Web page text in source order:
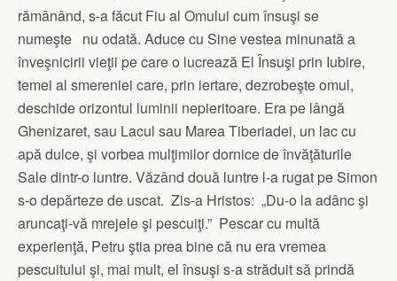
rămânând, s-a făcut Fiu al Omului cum însuşi se
numeşte nu odată. Aduce cu Sine vestea minunată a
înveşnicirii vieţii pe care o lucrează El Însuşi prin Iubire,
temei al smereniei care, prin iertare, dezrobeşte omul,
deschide orizontul luminii nepieritoare. Era pe lângă
Ghenizaret, sau Lacul sau Marea Tiberiadei, un lac cu
apă dulce, şi vorbea mulţimilor dornice de învăţăturile
Sale dintr-o luntre. Văzând două luntre l-a rugat pe Simon
s-o depărteze de uscat. Zis-a Hristos: „Du-o la adânc şi
aruncaţi-vă mrejele şi pescuiţi.” Pescar cu multă
experienţă, Petru ştia prea bine că nu era vremea
pescuitului şi, mai mult, el însuşi s-a străduit să prindă